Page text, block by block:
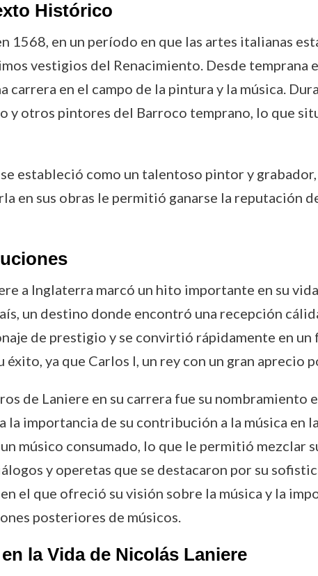
Histórico
1568, en un período en que las artes italianas
vestigios del Renacimiento. Desde
carrera en el campo de la pintura y la música.
y otros pintores del Barroco temprano, lo que
estableció como un talentoso pintor y
en sus obras le permitió ganarse la reputación
a Inglaterra marcó un hito importante en su
un destino donde encontró una recepción
de prestigio y se convirtió rápidamente en
éxito, ya que Carlos I, un rey con un gran aprecio
de Laniere en su carrera fue su nombramiento
la importancia de su contribución a la música en
músico consumado, lo que le permitió mezclar
y operetas que se destacaron por su
el que ofreció su visión sobre la música y la
posteriores de músicos.
la Vida de Nicolás Laniere